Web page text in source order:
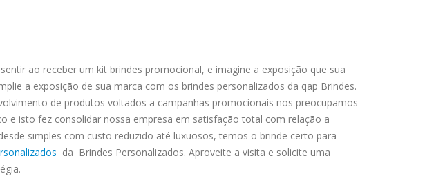
ao receber um kit brindes promocional, e imagine a exposição que sua
a exposição de sua marca com os brindes personalizados da qap Brindes.
de produtos voltados a campanhas promocionais nos preocupamos
e isto fez consolidar nossa empresa em satisfação total com relação a
simples com custo reduzido até luxuosos, temos o brinde certo para
da Brindes Personalizados. Aproveite a visita e solicite uma